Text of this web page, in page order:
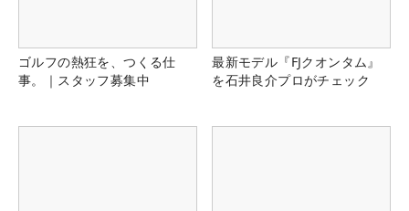
ゴルフの熱狂を、つくる仕
事。｜スタッフ募集中
最新モデル『FJクオンタム』
を石井良介プロがチェック